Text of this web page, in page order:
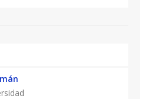
en cuenta: